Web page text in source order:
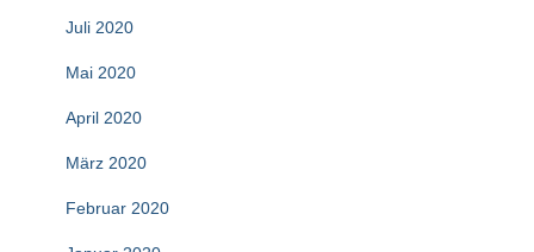
Juli 2020
Mai 2020
April 2020
März 2020
Februar 2020